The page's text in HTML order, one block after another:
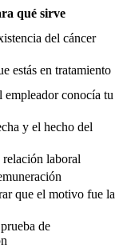
qué sirve
del cáncer
estás en tratamiento
empleador conocía tu
y el hecho del
laboral
que el motivo fue la
de